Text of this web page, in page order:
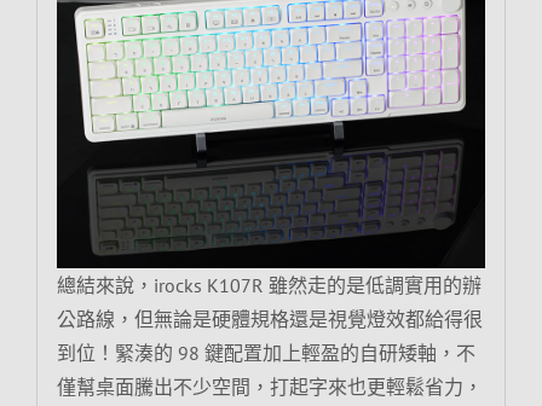
總結來說，irocks K107R 雖然走的是低調實用的辦
公路線，但無論是硬體規格還是視覺燈效都給得很
到位！緊湊的 98 鍵配置加上輕盈的自研矮軸，不
僅幫桌面騰出不少空間，打起字來也更輕鬆省力，